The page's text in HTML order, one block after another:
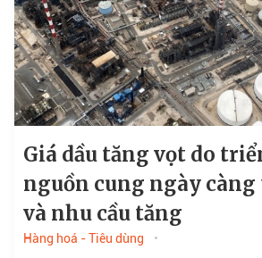
Giá dầu tăng vọt do
nguồn cung ngày
và nhu cầu tăng
Hàng hoá - Tiêu dùng